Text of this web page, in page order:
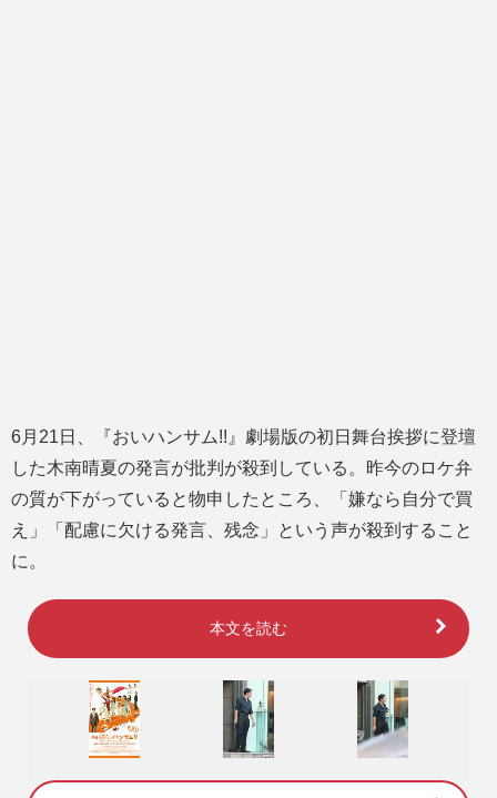
6月21日、『おいハンサム!!』劇場版の初日舞台挨拶に登壇
した木南晴夏の発言が批判が殺到している。昨今のロケ弁
の質が下がっていると物申したところ、「嫌なら自分で買
え」「配慮に欠ける発言、残念」という声が殺到すること
に。
本文を読む